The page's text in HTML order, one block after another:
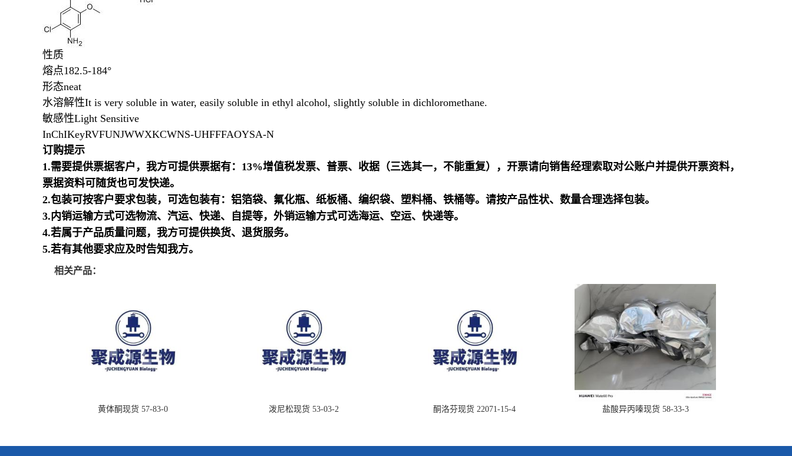
性质
熔点182.5-184°
形态neat
水溶解性It is very soluble in water, easily soluble in ethyl alcohol, slightly soluble in dichloromethane.
敏感性Light Sensitive
InChIKeyRVFUNJWWXKCWNS-UHFFFAOYSA-N
订购提示
1.需要提供票据客户，我方可提供票据有：13%增值税发票、普票、收据（三选其一，不能重复），开票请向销售经理索取对公账户并提供开票资料，
票据资料可随货也可发快递。
2.包装可按客户要求包装，可选包装有：铝箔袋、氟化瓶、纸板桶、编织袋、塑料桶、铁桶等。请按产品性状、数量合理选择包装。
3.内销运输方式可选物流、汽运、快递、自提等，外销运输方式可选海运、空运、快递等。
4.若属于产品质量问题，我方可提供换货、退货服务。
5.若有其他要求应及时告知我方。
相关产品：
黄体酮现货 57-83-0 泼尼松现货 53-03-2 酮洛芬现货 22071-15-4 盐酸异丙嗪现货 58-33-3